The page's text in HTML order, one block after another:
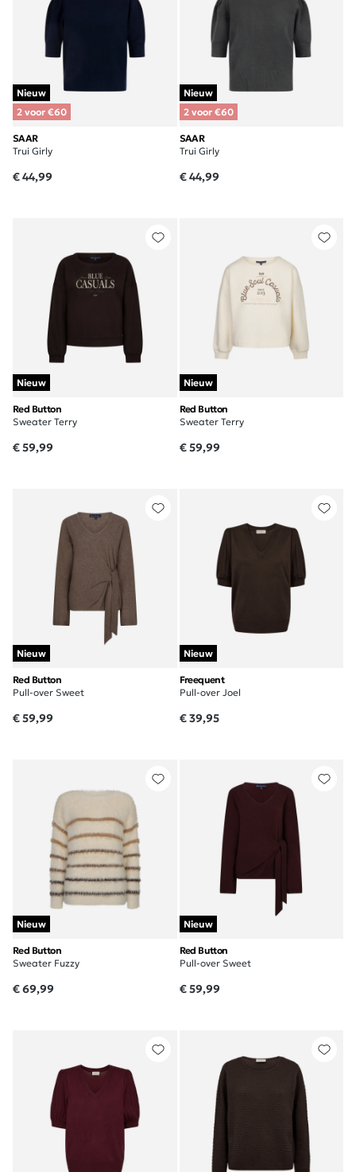
Nieuw
2 voor €60
SAAR
Trui Girly
€ 44,99
Nieuw
2 voor €60
SAAR
Trui Girly
€ 44,99
Nieuw
Red Button
Sweater Terry
€ 59,99
Nieuw
Red Button
Sweater Terry
€ 59,99
Nieuw
Red Button
Pull-over Sweet
€ 59,99
Nieuw
Freequent
Pull-over Joel
€ 39,95
Nieuw
Red Button
Sweater Fuzzy
€ 69,99
Nieuw
Red Button
Pull-over Sweet
€ 59,99